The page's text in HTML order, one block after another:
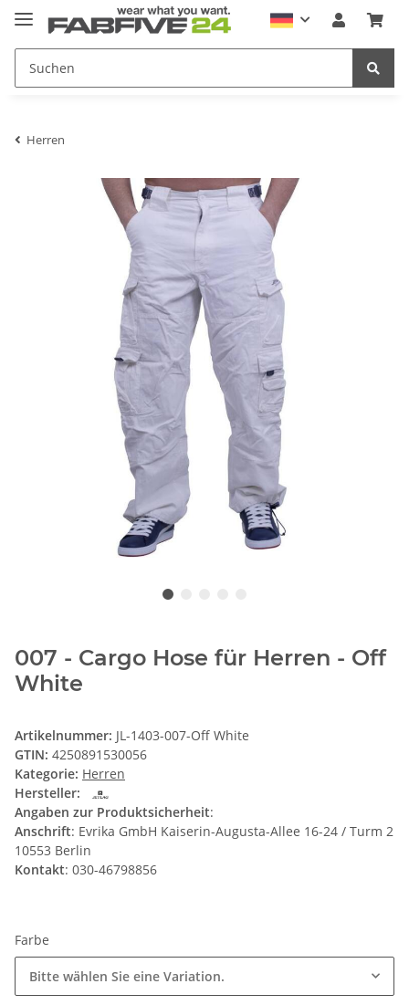
Herren
007 - Cargo Hose für Herren - Off
White
Artikelnummer: JL-1403-007-Off White
GTIN: 4250891530056
Kategorie: Herren
Hersteller:
Angaben zur Produktsicherheit:
Anschrift: Evrika GmbH Kaiserin-Augusta-Allee 16-24 / Turm 2
10553 Berlin
Kontakt: 030-46798856
Farbe
Bitte wählen Sie eine Variation.